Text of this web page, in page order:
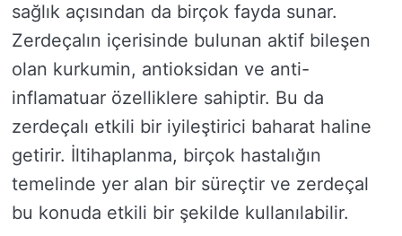
sağlık açısından da birçok fayda sunar.
Zerdeçalın içerisinde bulunan aktif bileşen
olan kurkumin, antioksidan ve anti-
inflamatuar özelliklere sahiptir. Bu da
zerdeçalı etkili bir iyileştirici baharat haline
getirir. İltihaplanma, birçok hastalığın
temelinde yer alan bir süreçtir ve zerdeçal
bu konuda etkili bir şekilde kullanılabilir.